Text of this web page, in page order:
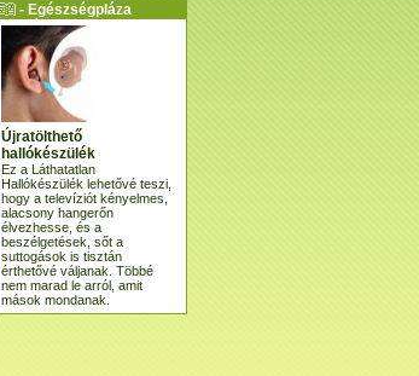
- Egészségpláza
ajánlatunk -
Újratölthető
hallókészülék
Ez a Láthatatlan
Hallókészülék lehetővé teszi,
hogy a televíziót kényelmes,
alacsony hangerőn
élvezhesse, és a
beszélgetések, sőt a
suttogások is tisztán
érthetővé váljanak. Többé
nem marad le arról, amit
mások mondanak.